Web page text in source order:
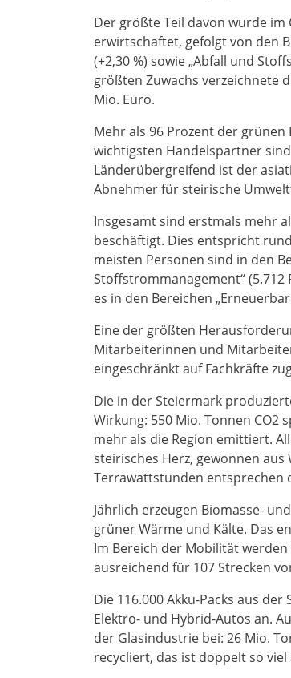
Der größte Teil davon wurde im
erwirtschaftet, gefolgt von den
(+2,30 %) sowie „Abfall und
größten Zuwachs verzeichnete
Mio. Euro.
Mehr als 96 Prozent der
wichtigsten Handelspartner sind
Länderübergreifend ist der
Abnehmer für steirische
Insgesamt sind erstmals mehr
beschäftigt. Dies entspricht
meisten Personen sind in den
Stoffstrommanagement“
es in den Bereichen
Eine der größten
Mitarbeiterinnen und
eingeschränkt auf Fachkräfte
Die in der Steiermark
Wirkung: 550 Mio. Tonnen CO2
mehr als die Region emittiert.
steirisches Herz, gewonnen aus
Terrawattstunden entsprechen
Jährlich erzeugen Biomasse-
grüner Wärme und Kälte. Das
Im Bereich der Mobilität
ausreichend für 107 Strecken
Die 116.000 Akku-Packs aus
Elektro- und Hybrid-Autos an.
der Glasindustrie bei: 26 Mio.
recycliert, das ist doppelt so